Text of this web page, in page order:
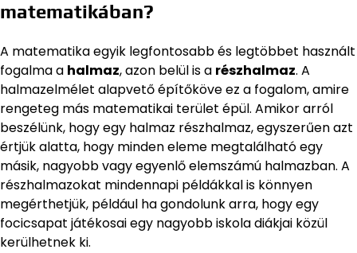
matematikában?
A matematika egyik legfontosabb és legtöbbet használt
fogalma a halmaz, azon belül is a részhalmaz. A
halmazelmélet alapvető építőköve ez a fogalom, amire
rengeteg más matematikai terület épül. Amikor arról
beszélünk, hogy egy halmaz részhalmaz, egyszerűen azt
értjük alatta, hogy minden eleme megtalálható egy
másik, nagyobb vagy egyenlő elemszámú halmazban. A
részhalmazokat mindennapi példákkal is könnyen
megérthetjük, például ha gondolunk arra, hogy egy
focicsapat játékosai egy nagyobb iskola diákjai közül
kerülhetnek ki.